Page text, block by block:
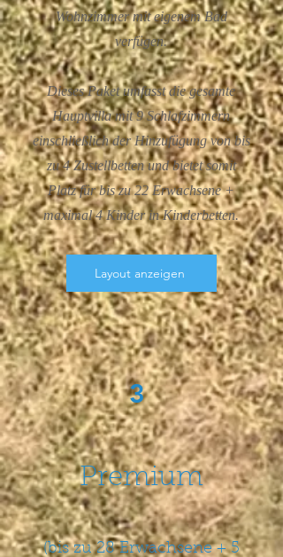
Wohnzimmer mit eigenem Bad
verfügen.
Dieses Paket umfasst die gesamte
Hauptvilla mit 9 Schlafzimmern
einschließlich der Hinzufügung von bis
zu 4 Zustellbetten und bietet somit
Platz für bis zu 22 Erwachsene +
maximal 4 Kinder in Kinderbetten.
Layout anzeigen
3
Premium
(bis zu 28 Erwachsene + 5